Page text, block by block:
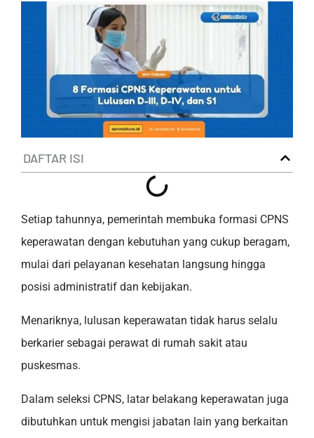
DAFTAR ISI
Setiap tahunnya, pemerintah membuka formasi CPNS
keperawatan dengan kebutuhan yang cukup beragam,
mulai dari pelayanan kesehatan langsung hingga
posisi administratif dan kebijakan.
Menariknya, lulusan keperawatan tidak harus selalu
berkarier sebagai perawat di rumah sakit atau
puskesmas.
Dalam seleksi CPNS, latar belakang keperawatan juga
dibutuhkan untuk mengisi jabatan lain yang berkaitan